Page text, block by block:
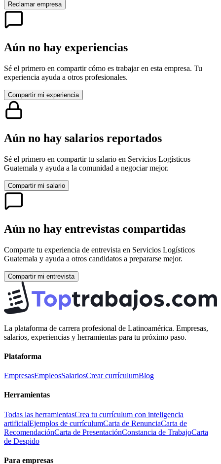
Reclamar empresa
Aún no hay experiencias
Sé el primero en compartir cómo es trabajar en esta empresa. Tu
experiencia ayuda a otros profesionales.
Compartir mi experiencia
Aún no hay salarios reportados
Sé el primero en compartir tu salario en Servicios Logísticos
Guatemala y ayuda a la comunidad a negociar mejor.
Compartir mi salario
Aún no hay entrevistas compartidas
Comparte tu experiencia de entrevista en Servicios Logísticos
Guatemala y ayuda a otros candidatos a prepararse mejor.
Compartir mi entrevista
La plataforma de carrera profesional de Latinoamérica. Empresas,
salarios, experiencias y herramientas para tu próximo paso.
Plataforma
EmpresasEmpleosSalariosCrear currículumBlog
Herramientas
Todas las herramientasCrea tu currículum con inteligencia
artificialEjemplos de currículumCarta de RenunciaCarta de
RecomendaciónCarta de PresentaciónConstancia de TrabajoCarta
de Despido
Para empresas